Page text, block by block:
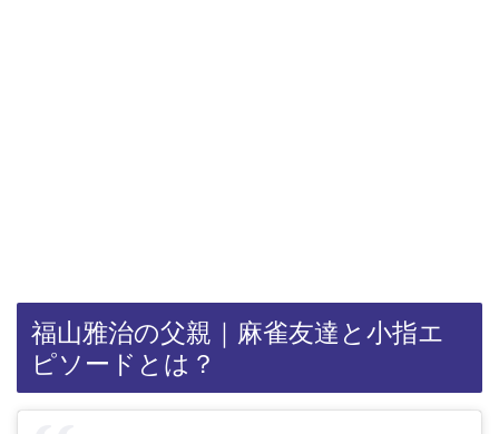
福山雅治の父親｜麻雀友達と小指エ
ピソードとは？